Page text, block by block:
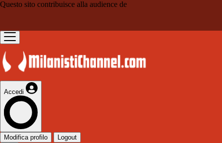
Questo sito contribuisce alla audience de
Accedi
Modifica profilo Logout